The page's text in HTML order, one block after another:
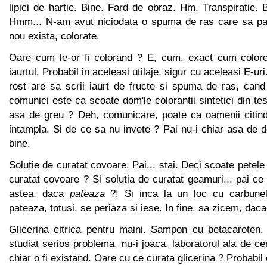
lipici de hartie. Bine. Fard de obraz. Hm. Transpiratie.
Hmm... N-am avut niciodata o spuma de ras care sa
nou exista, colorate.
Oare cum le-or fi colorand ? E, cum, exact cum
iaurtul. Probabil in aceleasi utilaje, sigur cu aceleasi E-
rost are sa scrii iaurt de fructe si spuma de ras,
comunici este ca scoate dom'le colorantii sintetici din
asa de greu ? Deh, comunicare, poate ca oamenii
intampla. Si de ce sa nu invete ? Pai nu-i chiar asa de
bine.
Solutie de curatat covoare. Pai... stai. Deci scoate
curatat covoare ? Si solutia de curatat geamuri... pai
astea, daca pateaza?! Si inca la un loc cu
pateaza, totusi, se periaza si iese. In fine, sa zicem,
Glicerina citrica pentru maini. Sampon cu
studiat serios problema, nu-i joaca, laboratorul ala de
chiar o fi existand. Oare cu ce curata glicerina ? Probabil